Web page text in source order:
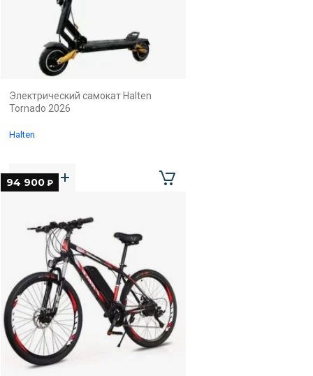
Электрический самокат Halten
Tornado 2026
Halten
94 900 ₽